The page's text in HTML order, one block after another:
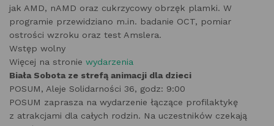
jak AMD, nAMD oraz cukrzycowy obrzęk plamki. W
programie przewidziano m.in. badanie OCT, pomiar
ostrości wzroku oraz test Amslera.
Wstęp wolny
Więcej na stronie wydarzenia
Biała Sobota ze strefą animacji dla dzieci
POSUM, Aleje Solidarności 36, godz: 9:00
POSUM zaprasza na wydarzenie łączące profilaktykę
z atrakcjami dla całych rodzin. Na uczestników czekają